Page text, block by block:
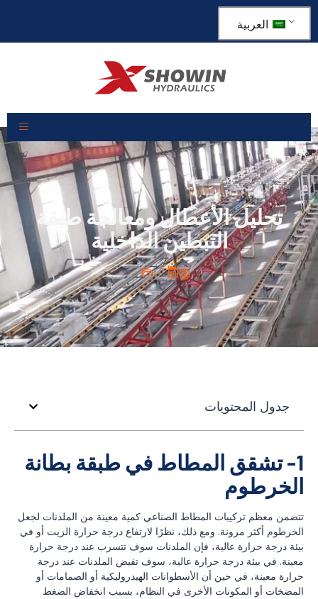
العربية
تحليل الأعطال ومعالجة طبقة
التبطين الداخلية
جدول المحتويات
1- تشقق المطاط في طبقة بطانة
الخرطوم
تتضمن معظم تركيبات المطاط الصناعي كمية معينة من الملدنات لجعل
الخرطوم أكثر مرونة. ومع ذلك، نظرًا لارتفاع درجة حرارة الزيت أو في
بيئة درجة حرارة عالية، فإن الملدنات سوف تتسرب عند درجة حرارة
معينة. في بيئة درجة حرارة عالية، سوف تفيض الملدنات عند درجة
حرارة معينة، في حين أن الأسطوانات الهيدروليكية أو الصمامات أو
المضخات أو المكونات الأخرى في النظام، بسبب انخفاض الضغط